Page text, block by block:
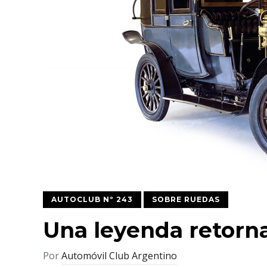
AUTOCLUB Nº 243 SOBRE RUEDAS
Una leyenda
PorAutomóvil Club Argentino